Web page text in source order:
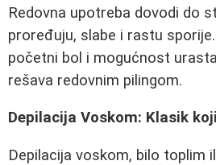
Redovna upotreba dovodi do
proređuju, slabe i rastu
početni bol i mogućnost
rešava redovnim pilingom.
Depilacija Voskom: Klasik
Depilacija voskom, bilo toplim